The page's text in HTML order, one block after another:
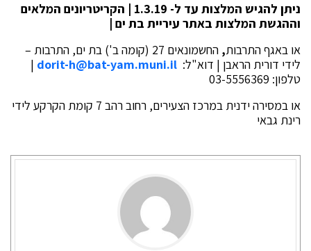
ניתן להגיש המלצות עד ל- 1.3.19 | הקריטריונים המלאים
וההגשת המלצות באתר עיריית בת ים |
או באגף התרבות,
החשמונאים 27 (קומה ב') בת ים, התרבות –
לידי דורית הראבן | דוא"ל: dorit-h@bat-yam.muni.il
|
טלפון: ‎03-5556369
או במסירה ידנית במרכז הצעירים, רחוב רהב 7 קומת הקרקע לידי
רינת גבאי